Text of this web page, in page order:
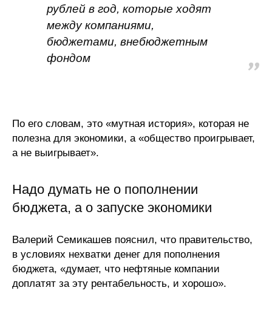
рублей в год, которые ходят
между компаниями,
бюджетами, внебюджетным
фондом
По его словам, это «мутная история», которая не
полезна для экономики, а «общество проигрывает,
а не выигрывает».
Надо думать не о пополнении
бюджета, а о запуске экономики
Валерий Семикашев пояснил, что правительство,
в условиях нехватки денег для пополнения
бюджета, «думает, что нефтяные компании
доплатят за эту рентабельность, и хорошо».